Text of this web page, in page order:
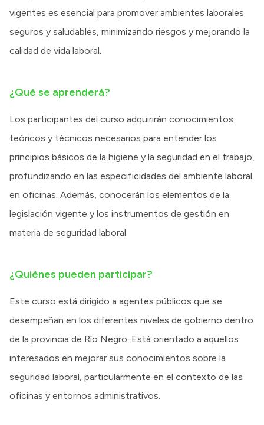
vigentes es esencial para promover ambientes laborales
seguros y saludables, minimizando riesgos y mejorando la
calidad de vida laboral.
¿Qué se aprenderá?
Los participantes del curso adquirirán conocimientos
teóricos y técnicos necesarios para entender los
principios básicos de la higiene y la seguridad en el trabajo,
profundizando en las especificidades del ambiente laboral
en oficinas. Además, conocerán los elementos de la
legislación vigente y los instrumentos de gestión en
materia de seguridad laboral.
¿Quiénes pueden participar?
Este curso está dirigido a agentes públicos que se
desempeñan en los diferentes niveles de gobierno dentro
de la provincia de Río Negro. Está orientado a aquellos
interesados en mejorar sus conocimientos sobre la
seguridad laboral, particularmente en el contexto de las
oficinas y entornos administrativos.